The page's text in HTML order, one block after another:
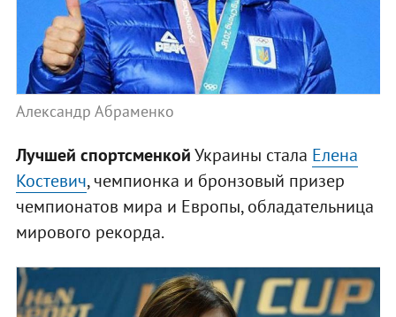
Александр Абраменко
Лучшей спортсменкойУкраины стала Елена
Костевич, чемпионка и бронзовый призер
чемпионатов мира и Европы, обладательница
мирового рекорда.